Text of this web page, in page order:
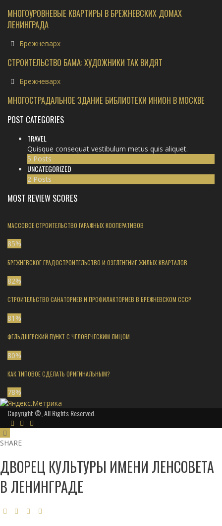
МНОГОУРОВНЕВЫЕ КВАРТИРЫ В БРЕЖНЕВСКИХ ДОМАХ
ЛЕНИНГРАДА
Брежневарх
СТРОИТЕЛЬСТВО БАМА: ХУДОЖНИКИ ТАК ВИДЯТ
Брежневарх
МНОГОСТРАДАЛЬНОЕ ЗДАНИЕ БИБЛИОТЕКИ ИНИОН В МОСКВЕ
POST CATEGORIES
TRAVEL
Quisque consequat vestibulum metus quis aliquet.
5 Posts
UNCATEGORIZED
2 Posts
MOST REVIEW SCORES
МАССОВОЕ СТРОИТЕЛЬСТВО ГАРАЖНЫХ КООПЕРАТИВОВ
85%
БРЕЖНЕВСКОЕ ГРАДОСТРОИТЕЛЬСТВО И ОЗЕЛЕНЕНИЕ ЖИЛЫХ КВАРТАЛОВ
82%
СТРОИТЕЛЬСТВО САНАТОРИЕВ И ПРОФИЛАКТОРИЕВ В БРЕЖНЕВСКОМ СССР
81 %
ФЕЛЬДШЕРСКИЙ ПУНКТ С ЧЕЛОВЕЧЕСКИМ ЛИЦОМ
80%
КАК ТИПОВОЕ СДЕЛАТЬ ОРИГИНАЛЬНЫМ?
78%
Copyright ©, All Rights Reserved.
SHARE
ДВОРЕЦ КУЛЬТУРЫ ИМЕНИ ЛЕНСОВЕТА
В ЛЕНИНГРАДЕ